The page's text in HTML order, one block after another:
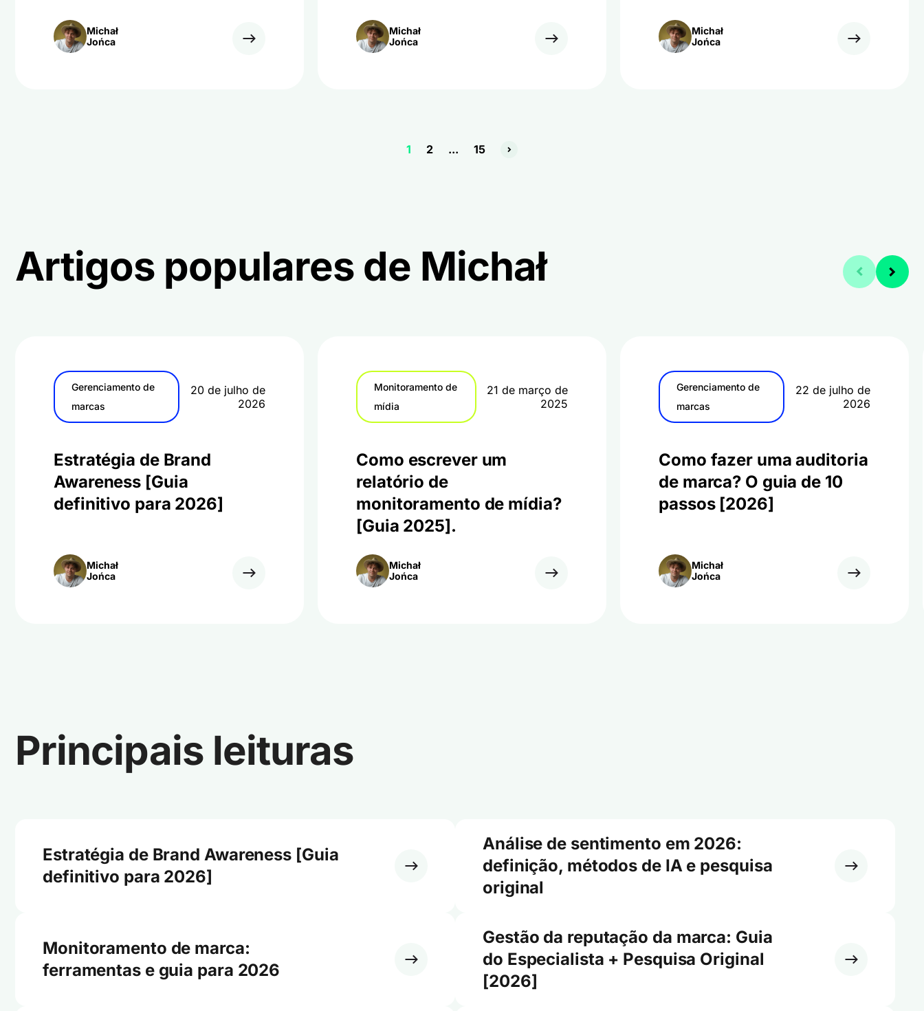
Michał
Jońca
continuar sendo descoberto!
Michał
Jońca
Michał
Jońca
1 2 ... 15
Artigos populares de Michał
Gerenciamento de
marcas
20 de julho de
2026
Estratégia de Brand
Awareness [Guia
definitivo para 2026]
Michał
Jońca
Monitoramento de
mídia
21 de março de
2025
Como escrever um
relatório de
monitoramento de mídia?
[Guia 2025].
Michał
Jońca
Gerenciamento de
marcas
22 de julho de
2026
Como fazer uma auditoria
de marca? O guia de 10
passos [2026]
Michał
Jońca
Principais leituras
Estratégia de Brand Awareness [Guia
definitivo para 2026]
Análise de sentimento em 2026:
definição, métodos de IA e pesquisa
original
Monitoramento de marca:
ferramentas e guia para 2026
Gestão da reputação da marca: Guia
do Especialista + Pesquisa Original
[2026]